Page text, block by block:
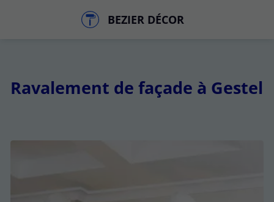
BEZIER DÉCOR
Ravalement de façade à Gestel